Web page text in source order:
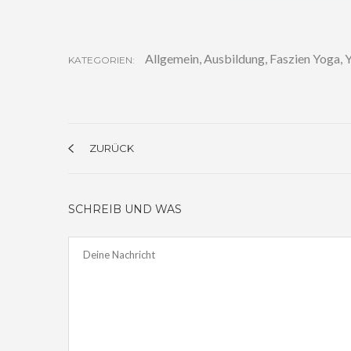
KATEGORIEN: Allgemein,Ausbildung, Faszien Yoga,
ZURÜCK
SCHREIB UND WAS